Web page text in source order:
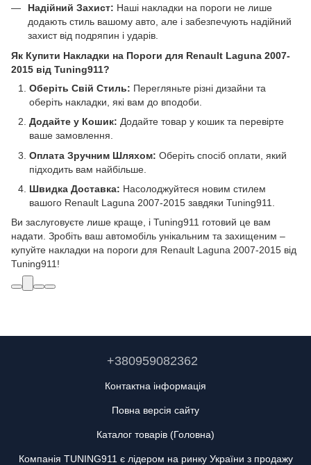
Надійний Захист: Наші накладки на пороги не лише
додають стиль вашому авто, але і забезпечують надійний
захист від подряпин і ударів.
Як Купити Накладки на Пороги для Renault Laguna 2007-
2015 від Tuning911?
Оберіть Свій Стиль: Перегляньте різні дизайни та
оберіть накладки, які вам до вподоби.
Додайте у Кошик: Додайте товар у кошик та перевірте
ваше замовлення.
Оплата Зручним Шляхом: Оберіть спосіб оплати, який
підходить вам найбільше.
Швидка Доставка: Насолоджуйтеся новим стилем
вашого Renault Laguna 2007-2015 завдяки Tuning911.
Ви заслуговуєте лише краще, і Tuning911 готовий це вам
надати. Зробіть ваш автомобіль унікальним та захищеним –
купуйте накладки на пороги для Renault Laguna 2007-2015 від
Tuning911!
+380959082362
Контактна інформація
Повна версія сайту
Каталог товарів (Головна)
Компанія TUNING911 є лідером на ринку України з продажу